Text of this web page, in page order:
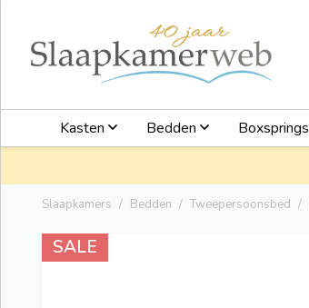
Kasten Bedden Boxsprings
Slaapkamers Bedden Tweepersoonsbed
SALE